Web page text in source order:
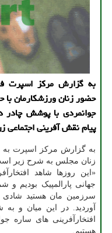
به گزارش مرکز اسپرت
حضور زنان ورزشکارمان
جوانمردی با پوشش چادر
پیام نقش آفرینی اجتماعی
به گزارش مرکز اسپرت به
زنان مجلس به شرح زیر
«این روزها شاهد
جهانی پارالمپیک بودیم و
سرزمین مان هستید شادی
آوردید. در این میان و
افتخارآفرینی های ساره
هستیم.